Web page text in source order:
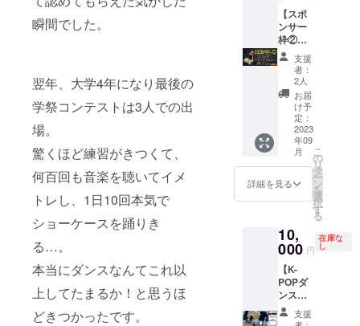
瞬間でした。
翌年、大学4年になり最後の
学祭コンテストは3人での出
場。
驚くほど練習がきつくて、
何百回も音楽を聴いてイメ
トレし、1日10回本気で
ショーケースを踊りき
る…。
本当にダンスなんてこれ以
上してたまるか！と思うほ
どきつかったです。
内スタ
ジオ
※実
施場所
までの
交通費
は別途
ご負担
くださ
いま
せ。
当方の
交通費
は支援
おりま
す。 ※
オフラ
インと
オンラ
インが
選べま
さい。
前呼び
なしと
する場
合があ
りま
す。予
めご了
承くだ
さいま
せ。
点セッ
ト（T
シャ
ツ・ラ
バーバ
ンド・
アクリ
ルキー
ホル
ダー）
をお届
けいた
しま
す。 ※
備考欄
にお礼
際、お
呼びす
るお名
前をご
記入く
ださ
い。
不適切
【スポ
ンサー
枠②】
本プロ
ジェク
トのス
ポン
サー様
枠とな
りま
す。 ・
専用の
お礼動
画（動
画は
メール
送りい
たしま
す） ・
グッズ3
点セッ
ト（T
シャ
ツ・ラ
支援
者：
2人
お届
け予
定：
2023
年09
月
詳細を見る
こ
の
リ
タ
ー
ン
を
選
択
す
る
10,
000 円
在庫な
し
【K-
POPダ
ンス
レッス
ン（マ
支援